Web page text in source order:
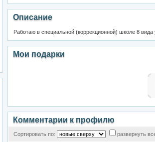
Описание
Работаю в специальной (коррекционной) школе 8
Мои подарки
Комментарии к профилю
Сортировать по: развернуть